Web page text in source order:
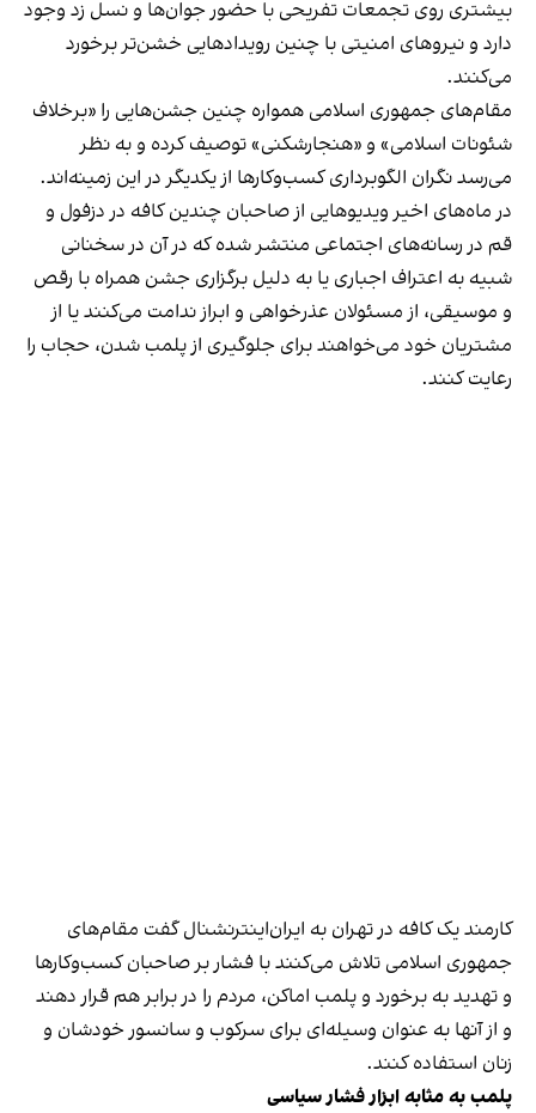
بیشتری روی تجمعات تفریحی با حضور جوان‌ها و نسل زد وجود
دارد و نیروهای امنیتی با چنین رویدادهایی خشن‌تر برخورد
می‌کنند.
مقام‌های جمهوری اسلامی همواره چنین جشن‌هایی را «برخلاف
شئونات اسلامی» و «هنجارشکنی» توصیف کرده و به نظر
می‌رسد نگران الگوبرداری کسب‌وکارها از یکدیگر در این زمینه‌اند.
در ماه‌های اخیر ویدیوهایی از صاحبان چندین کافه در دزفول و
قم در رسانه‌های اجتماعی منتشر شده که در آن در سخنانی
شبیه به اعتراف اجباری یا به دلیل برگزاری جشن همراه با رقص
و موسیقی، از مسئولان عذرخواهی و ابراز ندامت می‌کنند یا از
مشتریان خود می‌خواهند برای جلوگیری از پلمب شدن، حجاب را
رعایت کنند.
کارمند یک کافه در تهران به ایران‌اینترنشنال گفت مقام‌های
جمهوری اسلامی تلاش می‌کنند با فشار بر صاحبان کسب‌وکارها
و تهدید به برخورد و پلمب اماکن، مردم را در برابر هم قرار دهند
و از آنها به عنوان وسیله‌ای برای سرکوب و سانسور خودشان و
زنان استفاده کنند.
پلمب به مثابه ابزار فشار سیاسی